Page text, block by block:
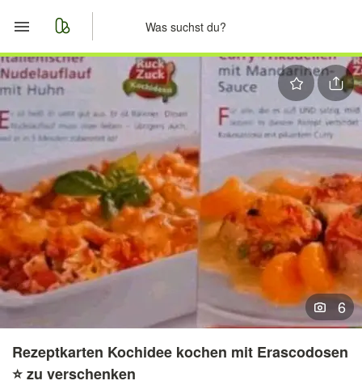
Start
Merkliste
Nachrichten
Anzeige aufgeben
6
Rezeptkarten Kochidee kochen mit Erascodosen
⭐️ zu verschenken